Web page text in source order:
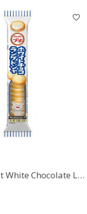
Bourbon Petit White Chocolate Langue de Chat Biscuits